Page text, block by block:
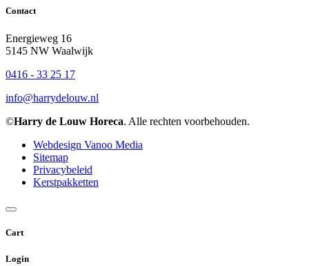
Contact
Energieweg 16
5145 NW Waalwijk
0416 - 33 25 17
info@harrydelouw.nl
©Harry de Louw Horeca. Alle rechten voorbehouden.
Webdesign Vanoo Media
Sitemap
Privacybeleid
Kerstpakketten
Cart
Login